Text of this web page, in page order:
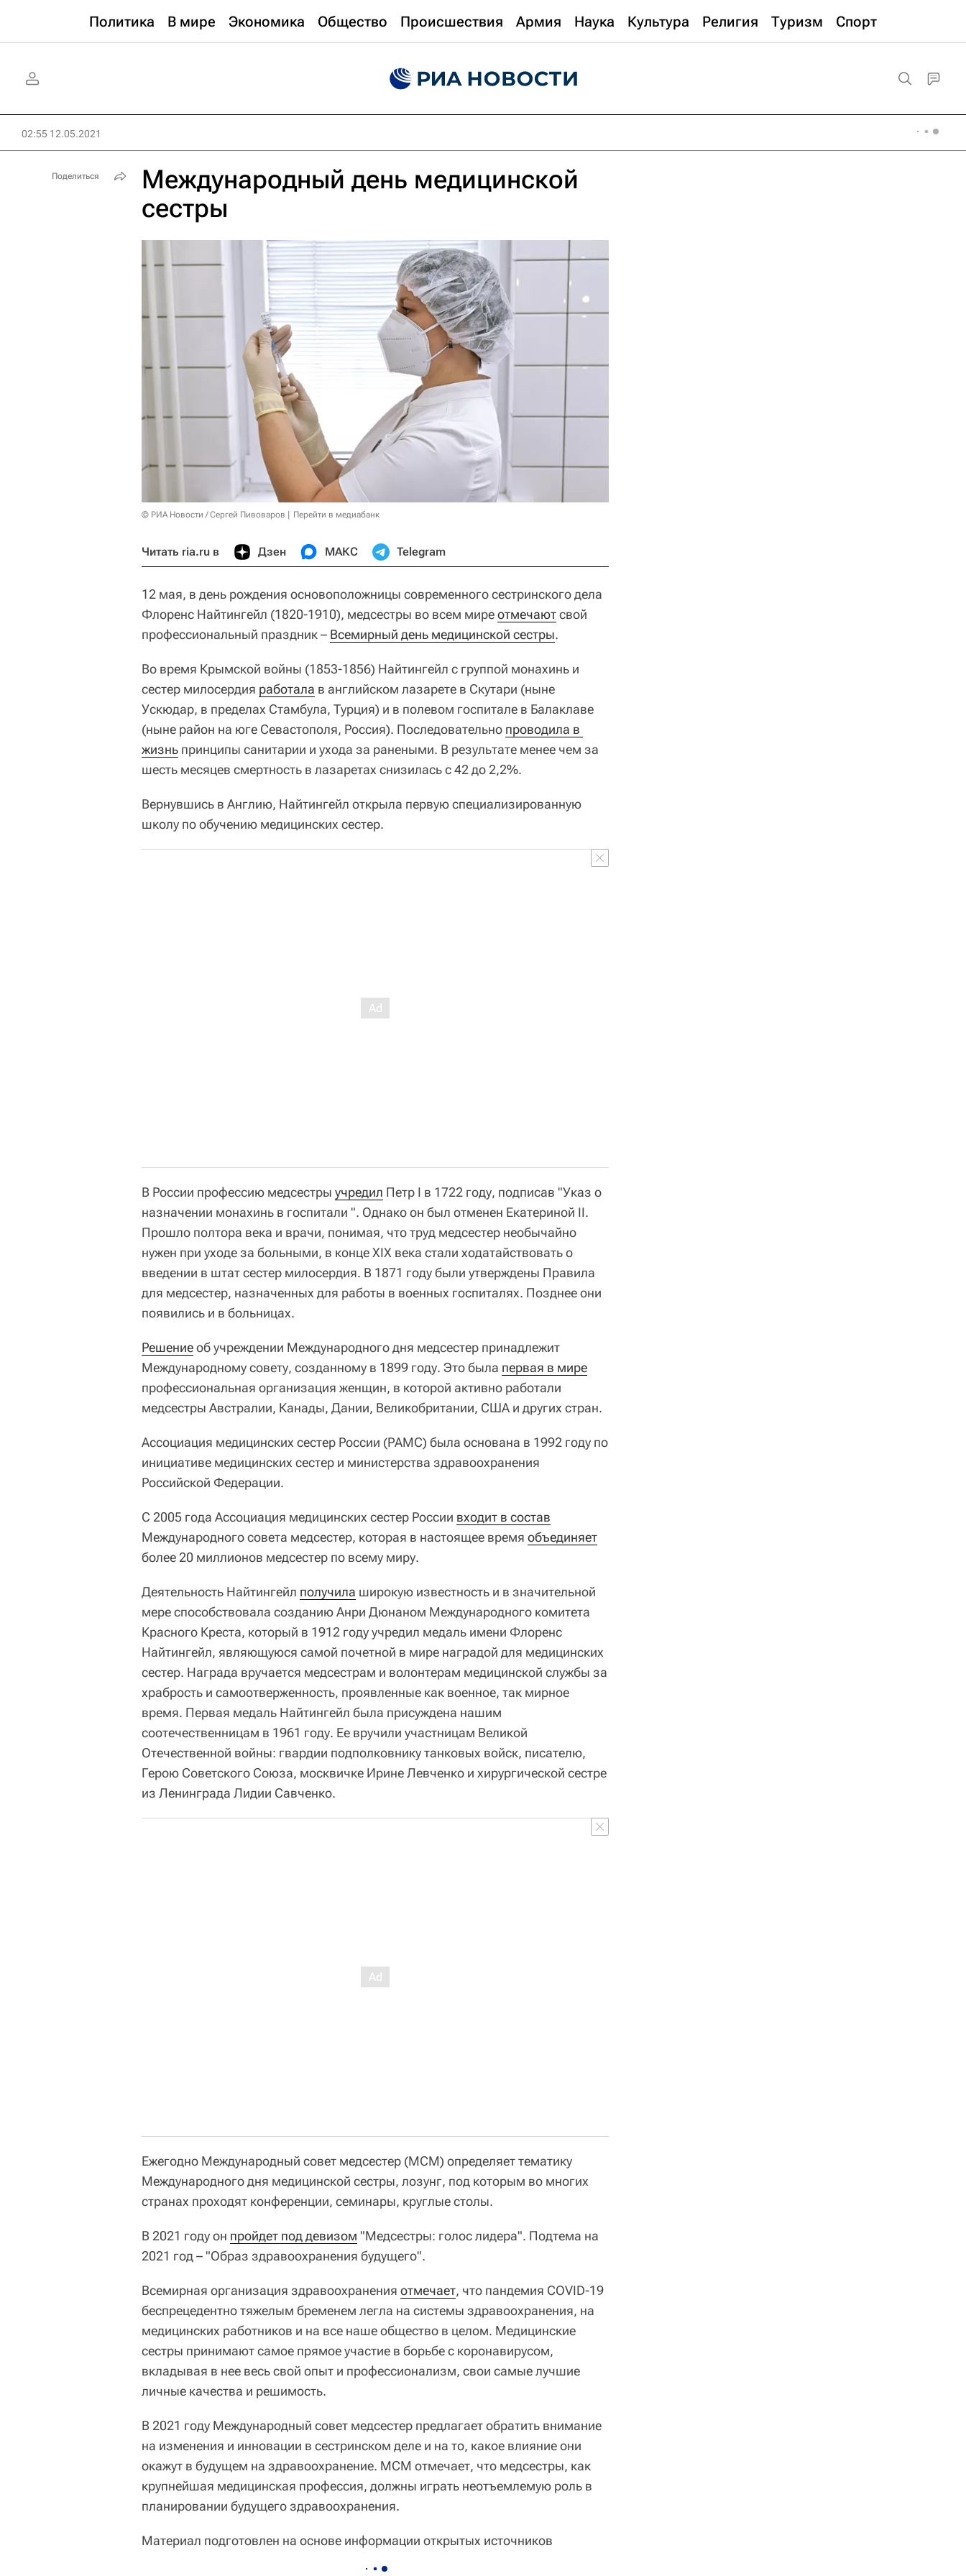
Политика В мире Экономика Общество Происшествия Армия Наука Культура Религия Туризм Спорт
02:55 12.05.2021
Международный день медицинской
сестры
© РИА Новости / Сергей Пивоваров Перейти в медиабанк
Читать ria.ru в Дзен МАКС Telegram
12 мая, в день рождения основоположницы современного сестринского дела
Флоренс Найтингейл (1820-1910), медсестры во всем миреотмечаютсвой
профессиональный праздник – Всемирный день медицинской сестры.
Во время Крымской войны (1853-1856) Найтингейл с группой монахинь и
сестер милосердия работала в английском лазарете в Скутари (ныне
Ускюдар, в пределах Стамбула, Турция) и в полевом госпитале в Балаклаве
(ныне район на юге Севастополя, Россия). Последовательно проводила в
жизнь принципы санитарии и ухода за ранеными. В результате менее чем за
шесть месяцев смертность в лазаретах снизилась с 42 до 2,2%.
Вернувшись в Англию, Найтингейл открыла первую специализированную
школу по обучению медицинских сестер.
В России профессию медсестры учредил Петр I в 1722 году, подписав "Указ о
назначении монахинь в госпитали ". Однако он был отменен Екатериной II.
Прошло полтора века и врачи, понимая, что труд медсестер необычайно
нужен при уходе за больными, в конце XIX века стали ходатайствовать о
введении в штат сестер милосердия. В 1871 году были утверждены Правила
для медсестер, назначенных для работы в военных госпиталях. Позднее они
появились и в больницах.
Решениеоб учреждении Международного дня медсестер принадлежит
Международному совету, созданному в 1899 году. Это была первая в мире
профессиональная организация женщин, в которой активно работали
медсестры Австралии, Канады, Дании, Великобритании, США и других стран.
Ассоциация медицинских сестер России (РАМС) была основана в 1992 году по
инициативе медицинских сестер и министерства здравоохранения
Российской Федерации.
С 2005 года Ассоциация медицинских сестер России входит в состав
Международного совета медсестер, которая в настоящее время объединяет
более 20 миллионов медсестер по всему миру.
Деятельность Найтингейл получила широкую известность и в значительной
мере способствовала созданию Анри Дюнаном Международного комитета
Красного Креста, который в 1912 году учредил медаль имени Флоренс
Найтингейл, являющуюся самой почетной в мире наградой для медицинских
сестер. Награда вручается медсестрам и волонтерам медицинской службы за
храбрость и самоотверженность, проявленные как военное, так мирное
время. Первая медаль Найтингейл была присуждена нашим
соотечественницам в 1961 году. Ее вручили участницам Великой
Отечественной войны: гвардии подполковнику танковых войск, писателю,
Герою Советского Союза, москвичке Ирине Левченко и хирургической сестре
из Ленинграда Лидии Савченко.
Ежегодно Международный совет медсестер (МСМ) определяет тематику
Международного дня медицинской сестры, лозунг, под которым во многих
странах проходят конференции, семинары, круглые столы.
В 2021 году он пройдет под девизом "Медсестры: голос лидера". Подтема на
2021 год – "Образ здравоохранения будущего".
Всемирная организация здравоохранения отмечает, что пандемия COVID-19
беспрецедентно тяжелым бременем легла на системы здравоохранения, на
медицинских работников и на все наше общество в целом. Медицинские
сестры принимают самое прямое участие в борьбе с коронавирусом,
вкладывая в нее весь свой опыт и профессионализм, свои самые лучшие
личные качества и решимость.
В 2021 году Международный совет медсестер предлагает обратить внимание
на изменения и инновации в сестринском деле и на то, какое влияние они
окажут в будущем на здравоохранение. МСМ отмечает, что медсестры, как
крупнейшая медицинская профессия, должны играть неотъемлемую роль в
планировании будущего здравоохранения.
Материал подготовлен на основе информации открытых источников
Поделиться